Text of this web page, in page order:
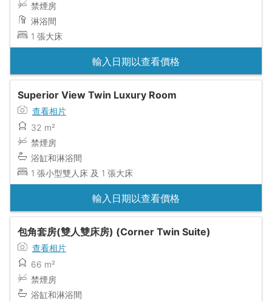
禁煙房
淋浴間
1 張大床
輸入日期以查看價格
Superior View Twin Luxury Room
查看相片
32 m²
禁煙房
浴缸和淋浴間
1 張小型雙人床 及 1 張大床
輸入日期以查看價格
包角套房(雙人雙床房) (Corner Twin Suite)
查看相片
66 m²
禁煙房
浴缸和淋浴間